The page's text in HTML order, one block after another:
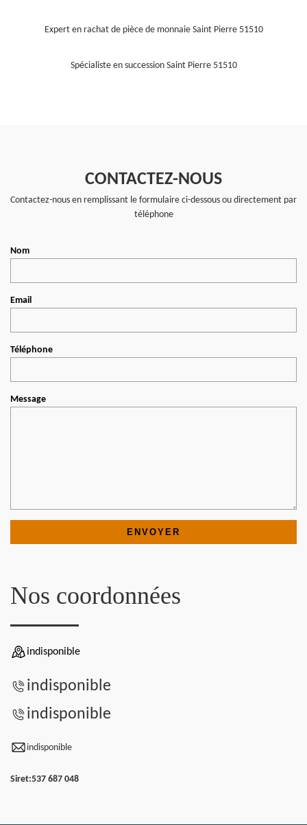
Expert en rachat de pièce de monnaie Saint Pierre 51510
Spécialiste en succession Saint Pierre 51510
CONTACTEZ-NOUS
Contactez-nous en remplissant le formulaire ci-dessous ou directement par
téléphone
Nom
Email
Téléphone
Message
Nos coordonnées
indisponible
indisponible
indisponible
indisponible
Siret:537 687 048